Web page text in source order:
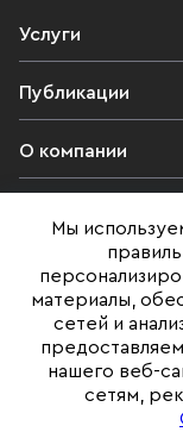
Услуги
Публикации
О компании
Юридическая
©ILM 2009-2026. Все
Представленная на
носит
Мы
материалы,
сетей и
нашего веб-
сетям,